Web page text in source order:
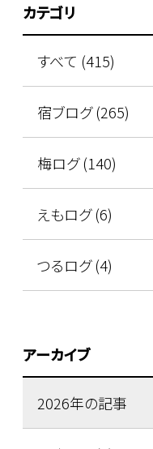
カテゴリ
すべて (415)
宿ブログ (265)
梅ログ (140)
えもログ (6)
つるログ (4)
アーカイブ
2026年の記事